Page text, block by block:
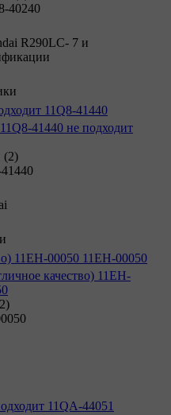
40240
R290LC- 7 и
11Q8-41440
41440 не подходит
(2)
11EH-00050 11EH-00050
качество) 11EH-
11QA-44051